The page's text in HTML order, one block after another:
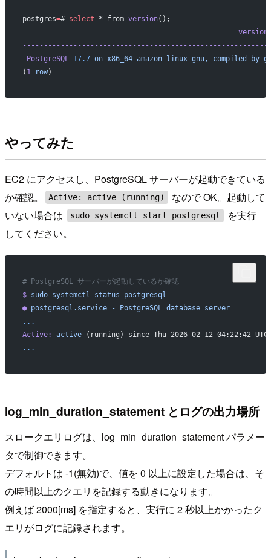
postgres=# select * from version();
                                                   version
PostgreSQL 17.7 on x86_64-amazon-linux-gnu, compiled by
( 1 row)
やってみた
EC2 にアクセスし、PostgreSQL サーバーが起動できている
か確認。
Active: active (running)
なので OK。起動して
いない場合は
sudo systemctl start postgresql
を実行
してください。
# PostgreSQL サーバーが起動しているか確認
$ sudo systemctl status postgresql
● postgresql.service - PostgreSQL database server
...
Active:
active (running) since Thu 2026-02-12 04:22:42
...
log_min_duration_statement とログの出力場所
スロークエリログは、log_min_duration_statement パラメー
タで制御できます。
デフォルトは -1(無効)で、値を 0 以上に設定した場合は、そ
の時間以上のクエリを記録する動きになります。
例えば 2000[ms] を指定すると、実行に 2 秒以上かかったク
エリがログに記録されます。